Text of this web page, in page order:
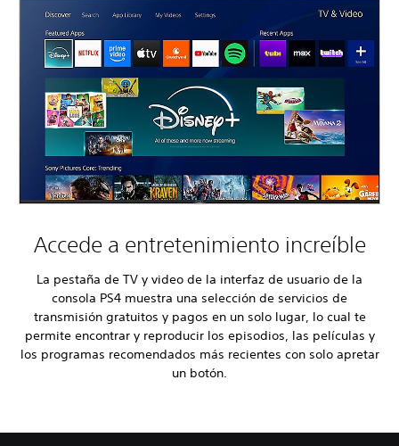
Accede a entretenimiento increíble
La pestaña de TV y video de la interfaz de usuario de la
consola PS4 muestra una selección de servicios de
transmisión gratuitos y pagos en un solo lugar, lo cual te
permite encontrar y reproducir los episodios, las películas y
los programas recomendados más recientes con solo apretar
un botón.